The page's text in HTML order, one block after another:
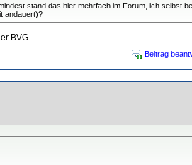
stand das hier mehrfach im Forum, ich selbst
andauert)?
BVG.
Beitrag